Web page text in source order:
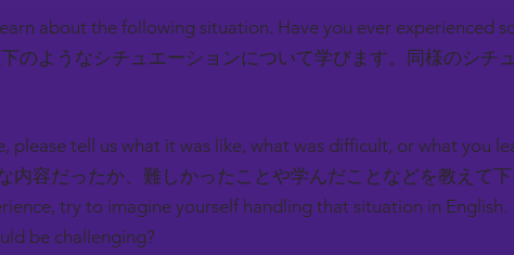
learn about the following situation. Have you ever experienced
のようなシチュエーションについて学びます。同様のシチ
please tell us what it was like, what was difficult, or what you
内容だったか、難しかったことや学んだことなどを教えて下
try to imagine yourself handling that situation in English.
be challenging?